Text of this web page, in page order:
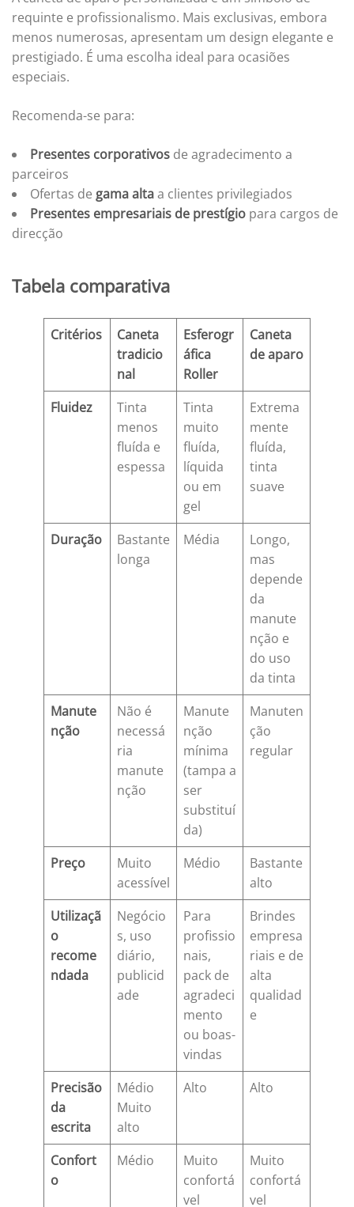
requinte e profissionalismo. Mais exclusivas, embora
menos numerosas, apresentam um design elegante e
prestigiado. É uma escolha ideal para ocasiões
especiais.
Recomenda-se para:
Presentes corporativos de agradecimento a
parceiros
Ofertas de gama altaa clientes privilegiados
Presentes empresariais de prestígio para cargos de
direcção
Tabela comparativa
Critérios
Caneta
tradicio
nal
Esferogr
áfica
Roller
Caneta
de aparo
Fluidez
Tinta
menos
fluída e
espessa
Tinta
muito
fluída,
líquida
ou em
gel
Extrema
mente
fluída,
tinta
suave
Duração
Bastante
longa
Média
Longo,
mas
depende
da
manute
nção e
do uso
da tinta
Manute
nção
Não é
necessá
ria
manute
nção
Manute
nção
mínima
(tampa a
ser
substituí
da)
Manuten
ção
regular
Preço
Muito
acessível
Médio
Bastante
alto
Utilizaçã
o
recome
ndada
Negócio
s, uso
diário,
publicid
ade
Para
profissio
nais,
pack de
agradeci
mento
ou boas-
vindas
Brindes
empresa
riais e de
alta
qualidad
e
Precisão
da
escrita
Médio
Muito
alto
Alto Alto
Confort
o
Médio
Muito
confortá
vel
Muito
confortá
vel